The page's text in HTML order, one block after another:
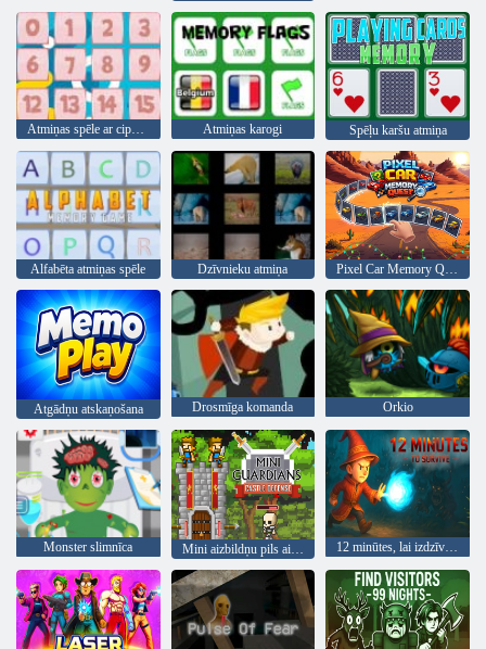
Atmiņas spēle ar cipariem Atmiņas karogi Spēļu karšu atmiņa
Alfabēta atmiņas spēle Dzīvnieku atmiņa Pixel Car Memory Quest
Atgādņu atskaņošana Drosmīga komanda Orkio
Monster slimnīca Mini aizbildņu pils aizsardzība 12 minūtes, lai izdzīvotu